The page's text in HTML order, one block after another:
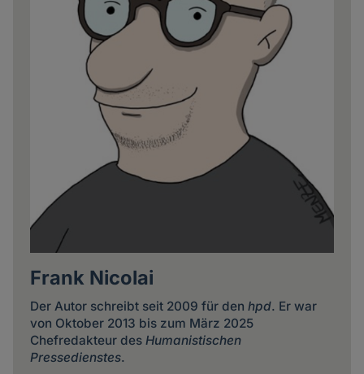
Frank Nicolai
Der Autor schreibt seit 2009 für den hpd. Er war
von Oktober 2013 bis zum März 2025
Chefredakteur des Humanistischen
Pressedienstes.